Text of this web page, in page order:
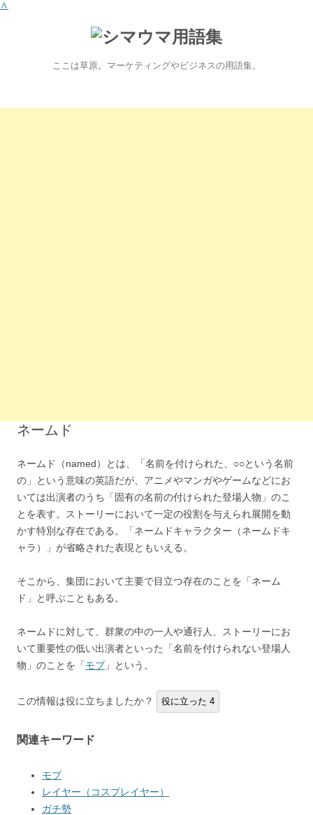
∧
ここは草原。マーケティングやビジネスの用語集。
ネームド
ネームド（named）とは、「名前を付けられた、○○という名前
の」という意味の英語だが、アニメやマンガやゲームなどにお
いては出演者のうち「固有の名前の付けられた登場人物」のこ
とを表す。ストーリーにおいて一定の役割を与えられ展開を動
かす特別な存在である。「ネームドキャラクター（ネームドキ
ャラ）」が省略された表現ともいえる。
そこから、集団において主要で目立つ存在のことを「ネーム
ド」と呼ぶこともある。
ネームドに対して、群衆の中の一人や通行人、ストーリーにお
いて重要性の低い出演者といった「名前を付けられない登場人
物」のことを「モブ 」という。
この情報は役に立ちましたか？ 役に立った 4
関連キーワード
モブ
レイヤー（コスプレイヤー）
ガチ勢